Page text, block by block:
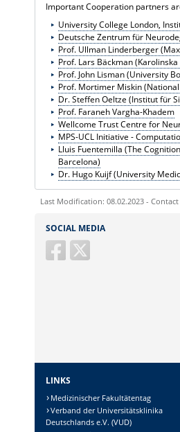
Important Cooperation partners
University College London,
Deutsche Zentrum für
Prof. Ullman Linderberger
Prof. Lars Bäckman
Prof. John Lisman (University
Prof. Mortimer Miskin
Dr. Steffen Oeltze (Institut für
Prof. Faraneh Vargha-Khadem
Wellcome Trust Centre for
MPS-UCL Initiative -
Lluis Fuentemilla (The
Barcelona)
Dr. Hugo Kuijf (University
Last Modification: 08.02.2023 - Contact
Ihre E-Mailadresse:
SOCIAL MEDIA
LINKS
Medizinischer Fakultätentag
Verband der Universitätsklinika
Deutschlands e.V. (VUD)